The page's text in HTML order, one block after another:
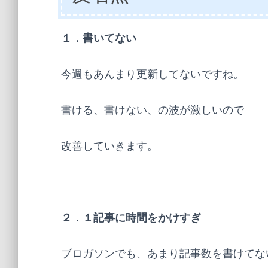
１．書いてない
今週もあんまり更新してないですね。
書ける、書けない、の波が激しいので
改善していきます。
２．１記事に時間をかけすぎ
ブロガソンでも、あまり記事数を書けて